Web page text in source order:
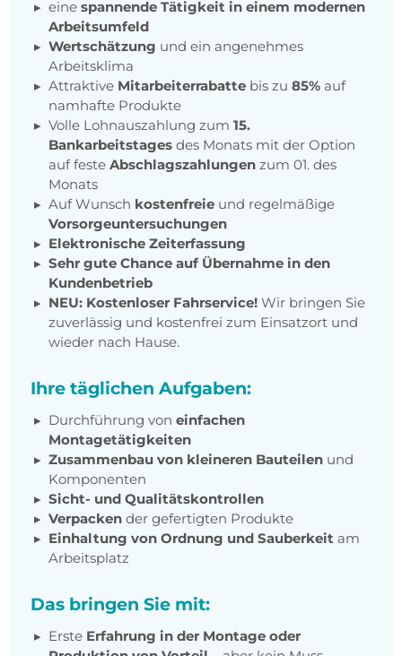
eine spannende Tätigkeit in einem modernen
Arbeitsumfeld
Wertschätzung und ein angenehmes
Arbeitsklima
Attraktive Mitarbeiterrabatte bis zu 85% auf
namhafte Produkte
Volle Lohnauszahlung zum 15.
Bankarbeitstages des Monats mit der Option
auf feste Abschlagszahlungen zum 01. des
Monats
Auf Wunsch kostenfreie und regelmäßige
Vorsorgeuntersuchungen
Elektronische Zeiterfassung
Sehr gute Chance auf Übernahme in den
Kundenbetrieb
NEU: Kostenloser Fahrservice! Wir bringen Sie
zuverlässig und kostenfrei zum Einsatzort und
wieder nach Hause.
Ihre täglichen Aufgaben:
Durchführung von einfachen
Montagetätigkeiten
Zusammenbau von kleineren Bauteilen und
Komponenten
Sicht- und Qualitätskontrollen
Verpacken der gefertigten Produkte
Einhaltung von Ordnung und Sauberkeit am
Arbeitsplatz
Das bringen Sie mit:
Erste Erfahrung in der Montage oder